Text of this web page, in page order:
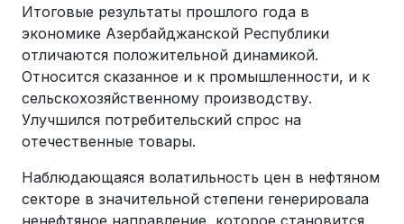
Итоговые результаты прошлого года в
экономике Азербайджанской Республики
отличаются положительной динамикой.
Относится сказанное и к промышленности, и к
сельскохозяйственному производству.
Улучшился потребительский спрос на
отечественные товары.
Наблюдающаяся волатильность цен в нефтяном
секторе в значительной степени генерировала
ненефтяное направление, которое становится